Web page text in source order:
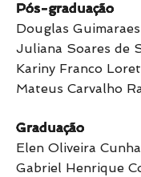
Pós-graduação
Douglas
Juliana Soares de
Kariny Franco
Mateus Carvalho
Graduação
Elen Oliveira Cunha
Gabriel Henrique